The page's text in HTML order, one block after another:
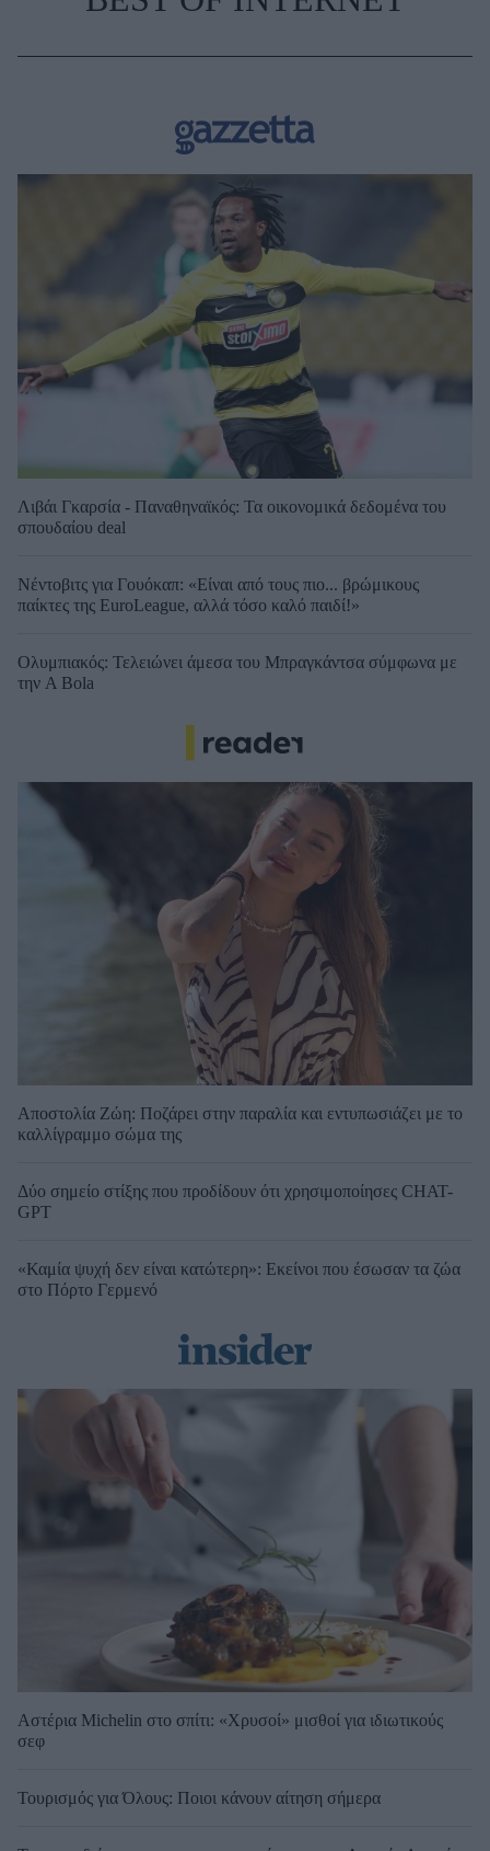
Λιβάι Γκαρσία - Παναθηναϊκός: Τα οικονομικά δεδομένα του
σπουδαίου deal
Νέντοβιτς για Γουόκαπ: «Είναι από τους πιο... βρώμικους
παίκτες της EuroLeague, αλλά τόσο καλό παιδί!»
Ολυμπιακός: Τελειώνει άμεσα του Μπραγκάντσα σύμφωνα με
την A Bola
Αποστολία Ζώη: Ποζάρει στην παραλία και εντυπωσιάζει με το
καλλίγραμμο σώμα της
Δύο σημείο στίξης που προδίδουν ότι χρησιμοποίησες CHAT-
GPT
«Καμία ψυχή δεν είναι κατώτερη»: Εκείνοι που έσωσαν τα ζώα
στο Πόρτο Γερμενό
Αστέρια Michelin στο σπίτι: «Χρυσοί» μισθοί για ιδιωτικούς
σεφ
Τουρισμός για Όλους: Ποιοι κάνουν αίτηση σήμερα